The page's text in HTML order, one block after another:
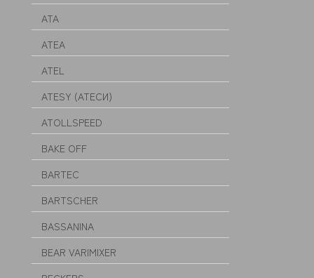
ATA
ATEA
ATEL
ATESY (АТЕСИ)
ATOLLSPEED
BAKE OFF
BARTEC
BARTSCHER
BASSANINA
BEAR VARIMIXER